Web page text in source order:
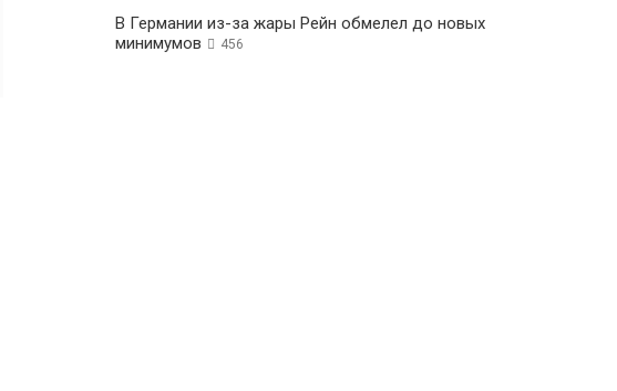
В Германии из-за жары Рейн обмелел до новых
минимумов
456